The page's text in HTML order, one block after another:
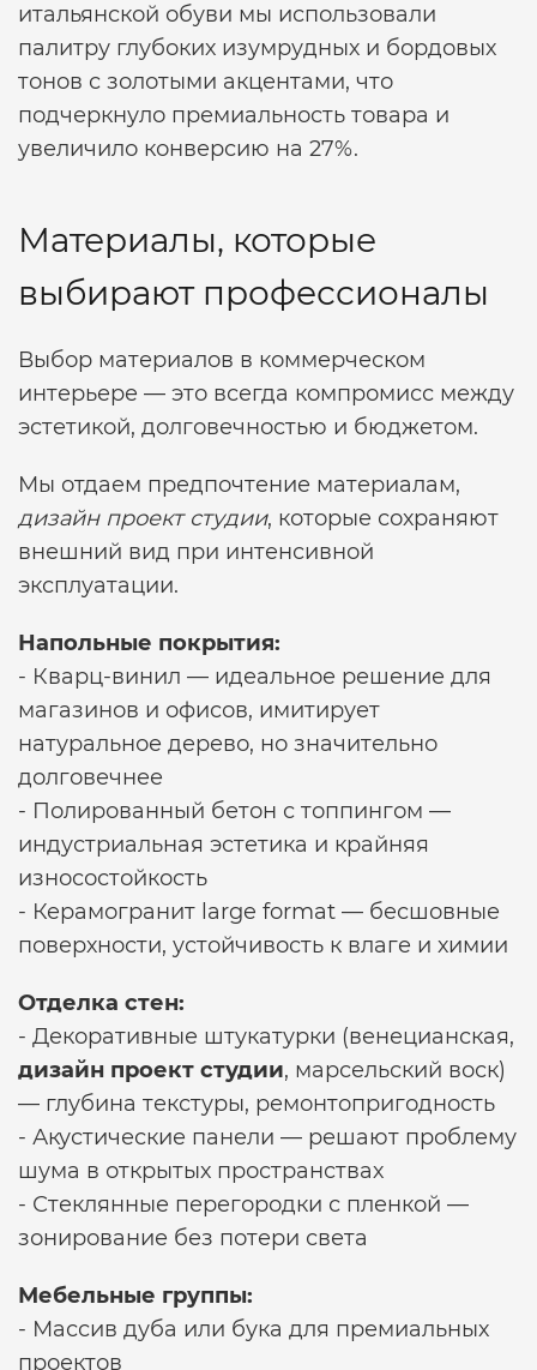
итальянской обуви мы использовали
палитру глубоких изумрудных и бордовых
тонов с золотыми акцентами, что
подчеркнуло премиальность товара и
увеличило конверсию на 27%.
Материалы, которые
выбирают профессионалы
Выбор материалов в коммерческом
интерьере — это всегда компромисс между
эстетикой, долговечностью и бюджетом.
Мы отдаем предпочтение материалам,
дизайн проект студии, которые сохраняют
внешний вид при интенсивной
эксплуатации.
Напольные покрытия:
- Кварц-винил — идеальное решение для
магазинов и офисов, имитирует
натуральное дерево, но значительно
долговечнее
- Полированный бетон с топпингом —
индустриальная эстетика и крайняя
износостойкость
- Керамогранит large format — бесшовные
поверхности, устойчивость к влаге и химии
Отделка стен:
- Декоративные штукатурки (венецианская,
дизайн проект студии, марсельский воск)
— глубина текстуры, ремонтопригодность
- Акустические панели — решают проблему
шума в открытых пространствах
- Стеклянные перегородки с пленкой —
зонирование без потери света
Мебельные группы:
- Массив дуба или бука для премиальных
проектов